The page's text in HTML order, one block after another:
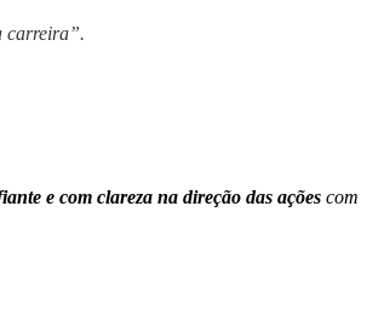
carreira”.
e com clareza na direção das ações com